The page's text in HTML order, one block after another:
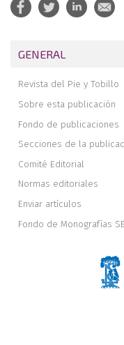
GENERAL
Revista del Pie y Tobillo
Sobre esta publicación
Fondo de publicaciones
Secciones de la
Comité Editorial
Normas editoriales
Enviar artículos
Fondo de Monografías